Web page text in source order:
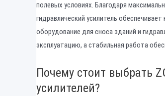
полевых условиях. Благодаря
гидравлический усилитель
оборудование для сноса зданий и
эксплуатацию, а стабильная работа
Почему стоит выбрать
усилителей?